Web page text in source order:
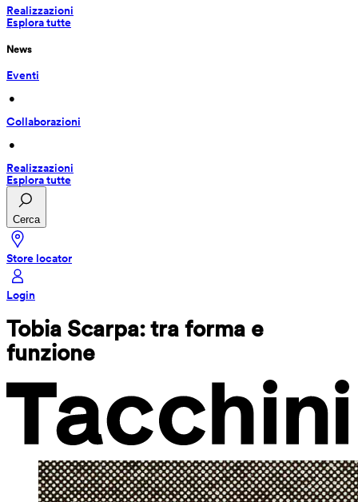
Realizzazioni
Esplora tutte
News
Eventi
•
Collaborazioni
•
Realizzazioni
Esplora tutte
Cerca
Store locator
Login
Tobia Scarpa: tra forma e
funzione